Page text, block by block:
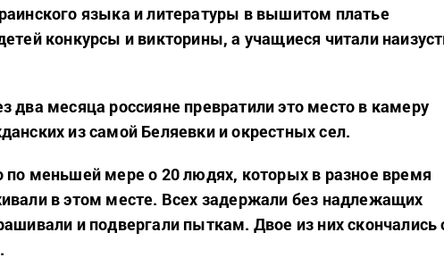
языка и литературы в вышитом платье
конкурсы и викторины, а учащиеся читали
два месяца россияне превратили это место в камеру
из самой Беляевки и окрестных сел.
по меньшей мере о 20 людях, которых в разное время
в этом месте. Всех задержали без надлежащих
и подвергали пыткам. Двое из них скончались